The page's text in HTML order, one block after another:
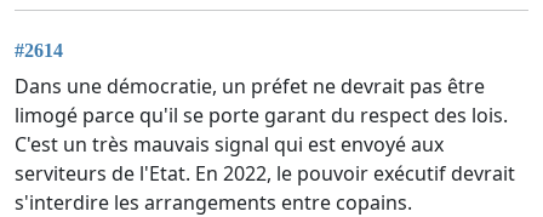
#2614
Dans une démocratie, un préfet ne devrait pas être
limogé parce qu'il se porte garant du respect des lois.
C'est un très mauvais signal qui est envoyé aux
serviteurs de l'Etat. En 2022, le pouvoir exécutif devrait
s'interdire les arrangements entre copains.